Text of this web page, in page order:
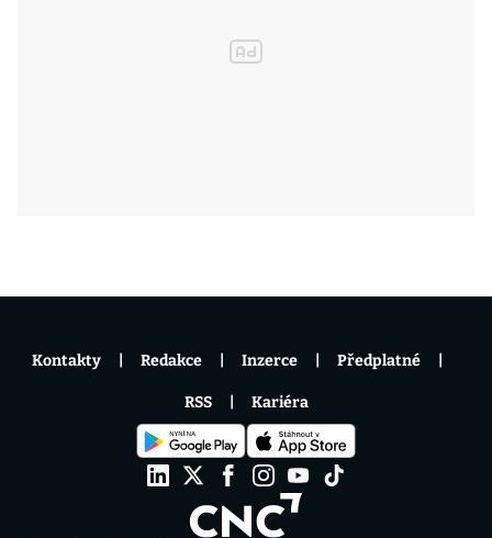
Kontakty Redakce Inzerce Předplatné
RSS Kariéra